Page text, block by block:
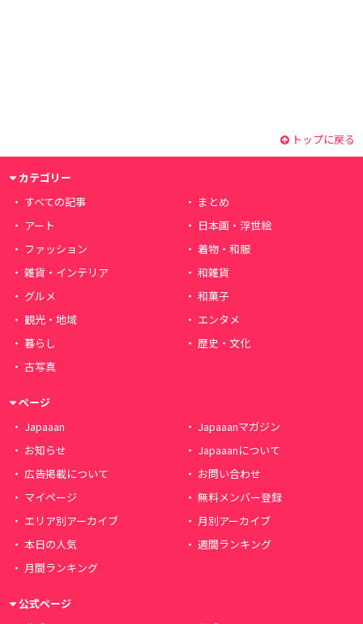
トップに戻る
カテゴリー
すべての記事
まとめ
アート
日本画・浮世絵
ファッション
着物・和服
雑貨・インテリア
和雑貨
グルメ
和菓子
観光・地域
エンタメ
暮らし
歴史・文化
古写真
ページ
Japaaan
Japaaanマガジン
お知らせ
Japaaanについて
広告掲載について
お問い合わせ
マイページ
無料メンバー登録
エリア別アーカイブ
月別アーカイブ
本日の人気
週間ランキング
月間ランキング
公式ページ